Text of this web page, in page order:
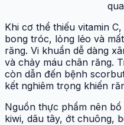
Khi cơ thể thiếu vitamin
bong tróc, lỏng lẻo và
răng. Vi khuẩn dễ dàng
và chảy máu chân răng.
còn dẫn đến bệnh
kết nghiêm trọng khiến
Nguồn thực phẩm nên
kiwi, dâu tây, ớt chuông,